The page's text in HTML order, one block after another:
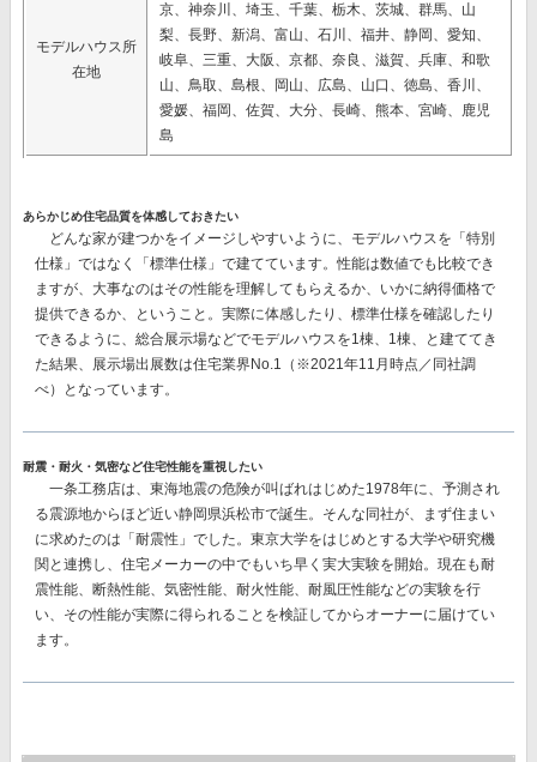
モデルハウス所
在地
京、神奈川、埼玉、千葉、栃木、茨城、群馬、山
梨、長野、新潟、富山、石川、福井、静岡、愛知、
岐阜、三重、大阪、京都、奈良、滋賀、兵庫、和歌
山、鳥取、島根、岡山、広島、山口、徳島、香川、
愛媛、福岡、佐賀、大分、長崎、熊本、宮崎、鹿児
島
あらかじめ住宅品質を体感しておきたい
どんな家が建つかをイメージしやすいように、モデルハウスを「特別
仕様」ではなく「標準仕様」で建てています。性能は数値でも比較でき
ますが、大事なのはその性能を理解してもらえるか、いかに納得価格で
提供できるか、ということ。実際に体感したり、標準仕様を確認したり
できるように、総合展示場などでモデルハウスを1棟、1棟、と建ててき
た結果、 展示場出展数は住宅業界No.1 （※2021年11月時点／同社調
べ）となっています。
耐震・耐火・気密など住宅性能を重視したい
一条工務店は、東海地震の危険が叫ばれはじめた1978年に、予測され
る震源地からほど近い静岡県浜松市で誕生。そんな同社が、まず住まい
に求めたのは「耐震性」でした。東京大学をはじめとする大学や研究機
関と連携し、住宅メーカーの中でもいち早く実大実験を開始。現在も耐
震性能、断熱性能、気密性能、耐火性能、耐風圧性能などの実験を行
い、その性能が実際に得られることを検証してからオーナーに届けてい
ます。